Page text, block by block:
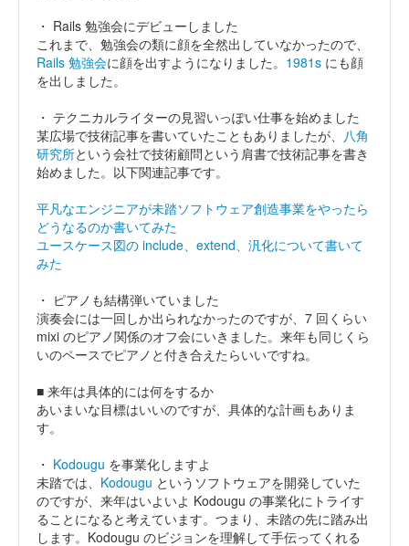
・ Rails 勉強会にデビューしました
これまで、勉強会の類に顔を全然出していなかったので、
Rails 勉強会に顔を出すようになりました。 1981s にも顔
を出しました。
・ テクニカルライターの見習いっぽい仕事を始めました
某広場で技術記事を書いていたこともありましたが、 八角
研究所という会社で技術顧問という肩書で技術記事を書き
始めました。以下関連記事です。
平凡なエンジニアが未踏ソフトウェア創造事業をやったら
どうなるのか書いてみた
ユースケース図の include、extend、汎化について書いて
みた
・ ピアノも結構弾いていました
演奏会には一回しか出られなかったのですが、7 回くらい
mixi のピアノ関係のオフ会にいきました。来年も同じくら
いのペースでピアノと付き合えたらいいですね。
■ 来年は具体的には何をするか
あいまいな目標はいいのですが、具体的な計画もありま
す。
・ Kodougu を事業化しますよ
未踏では、 Kodougu というソフトウェアを開発していた
のですが、来年はいよいよ Kodougu の事業化にトライす
ることになると考えています。つまり、未踏の先に踏み出
します。Kodougu のビジョンを理解して手伝ってくれる